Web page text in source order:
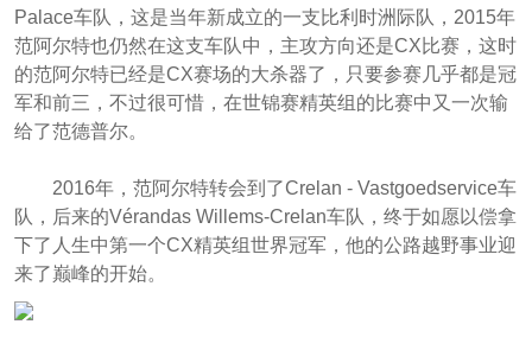
Palace车队，这是当年新成立的一支比利时洲际队，2015年
范阿尔特也仍然在这支车队中，主攻方向还是CX比赛，这时
的范阿尔特已经是CX赛场的大杀器了，只要参赛几乎都是冠
军和前三，不过很可惜，在世锦赛精英组的比赛中又一次输
给了范德普尔。
2016年，范阿尔特转会到了Crelan - Vastgoedservice车
队，后来的Vérandas Willems-Crelan车队，终于如愿以偿拿
下了人生中第一个CX精英组世界冠军，他的公路越野事业迎
来了巅峰的开始。